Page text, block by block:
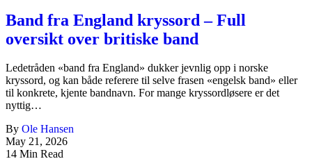
Band fra England kryssord – Full
oversikt over britiske band
Ledetråden «band fra England» dukker jevnlig opp i norske
kryssord, og kan både referere til selve frasen «engelsk band» eller
til konkrete, kjente bandnavn. For mange kryssordløsere er det
nyttig…
By Ole Hansen
May 21, 2026
14 Min Read